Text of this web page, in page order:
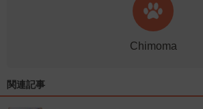
Chimoma
関連記事